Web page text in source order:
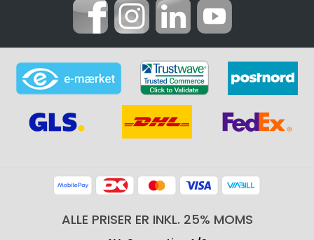
ALLE PRISER ER INKL. 25% MOMS